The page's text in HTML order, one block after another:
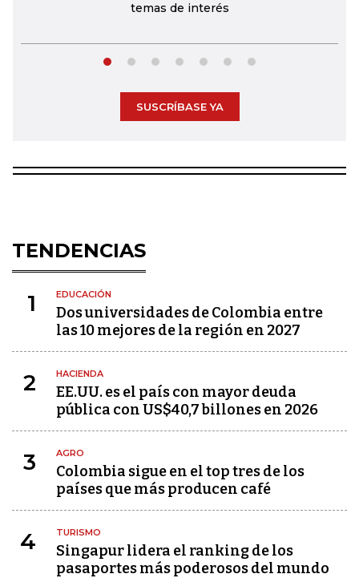
temas de interés
SUSCRÍBASE YA
TENDENCIAS
1 EDUCACIÓN
Dos universidades de Colombia entre
las 10 mejores de la región en 2027
2 HACIENDA
EE.UU. es el país con mayor deuda
pública con US$40,7 billones en 2026
3 AGRO
Colombia sigue en el top tres de los
países que más producen café
4 TURISMO
Singapur lidera el ranking de los
pasaportes más poderosos del mundo